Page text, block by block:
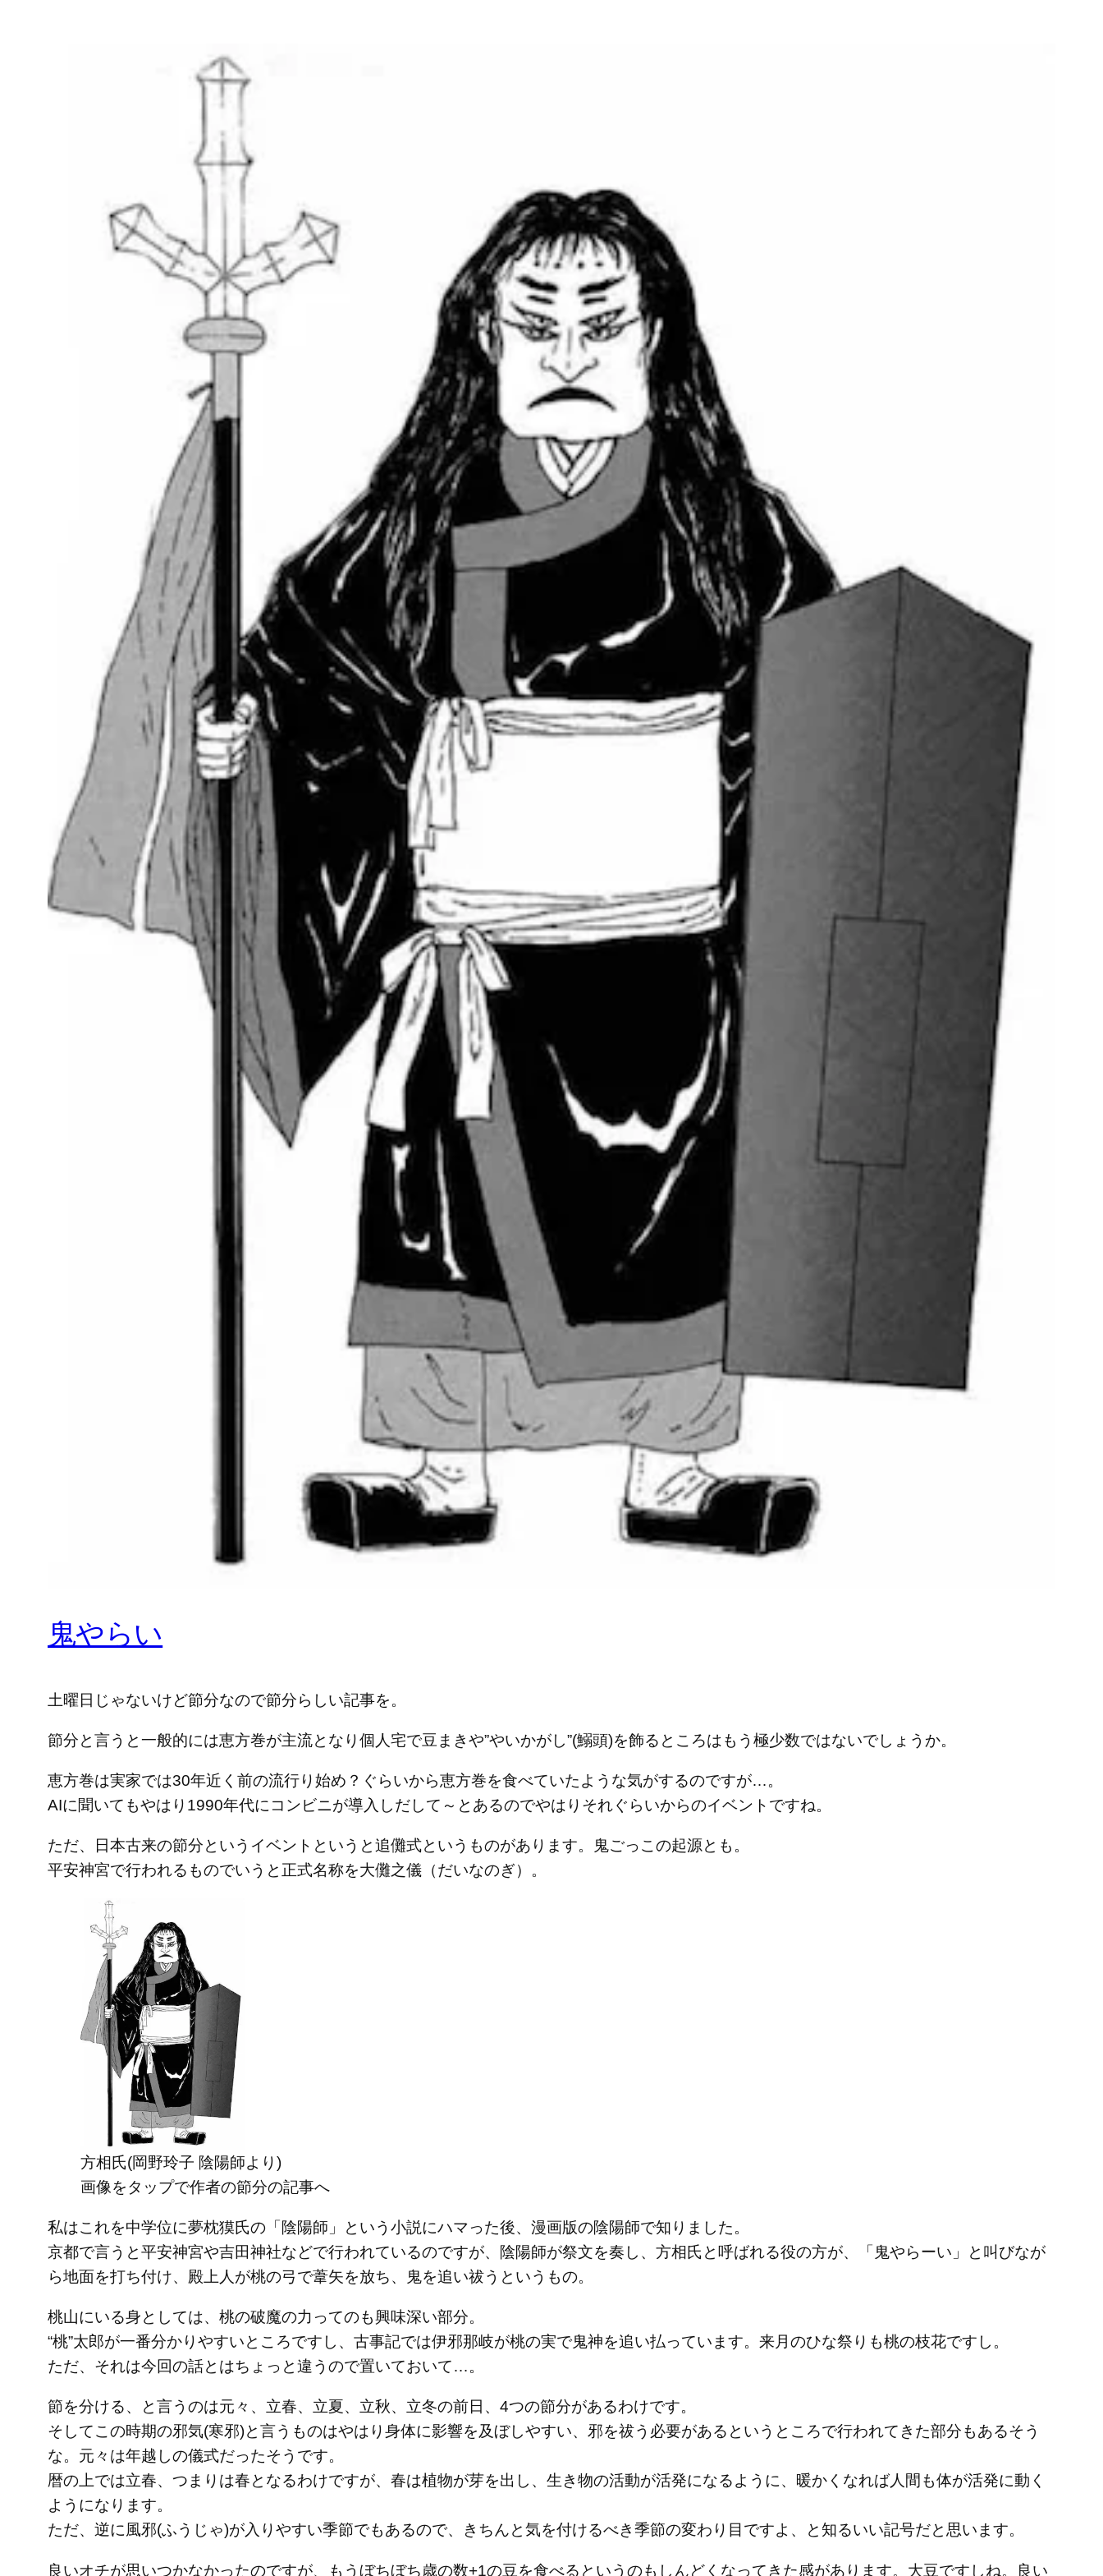
鬼やらい
土曜日じゃないけど節分なので節分らしい記事を。
節分と言うと一般的には恵方巻が主流となり個人宅で豆まきや”やいかがし”(鰯頭)を飾るところはもう極少数ではないでしょうか。
恵方巻は実家では30年近く前の流行り始め？ぐらいから恵方巻を食べていたような気がするのですが…。
AIに聞いてもやはり1990年代にコンビニが導入しだして～とあるのでやはりそれぐらいからのイベントですね。
ただ、日本古来の節分というイベントというと追儺式というものがあります。鬼ごっこの起源とも。
平安神宮で行われるものでいうと正式名称を大儺之儀（だいなのぎ）。
方相氏(岡野玲子 陰陽師より)
画像をタップで作者の節分の記事へ
私はこれを中学位に夢枕獏氏の「陰陽師」という小説にハマった後、漫画版の陰陽師で知りました。
京都で言うと平安神宮や吉田神社などで行われているのですが、陰陽師が祭文を奏し、方相氏と呼ばれる役の方が、「鬼やらーい」と叫びなが
ら地面を打ち付け、殿上人が桃の弓で葦矢を放ち、鬼を追い祓うというもの。
桃山にいる身としては、桃の破魔の力ってのも興味深い部分。
“桃”太郎が一番分かりやすいところですし、古事記では伊邪那岐が桃の実で鬼神を追い払っています。来月のひな祭りも桃の枝花ですし。
ただ、それは今回の話とはちょっと違うので置いておいて…。
節を分ける、と言うのは元々、立春、立夏、立秋、立冬の前日、4つの節分があるわけです。
そしてこの時期の邪気(寒邪)と言うものはやはり身体に影響を及ぼしやすい、邪を祓う必要があるというところで行われてきた部分もあるそう
な。元々は年越しの儀式だったそうです。
暦の上では立春、つまりは春となるわけですが、春は植物が芽を出し、生き物の活動が活発になるように、暖かくなれば人間も体が活発に動く
ようになります。
ただ、逆に風邪(ふうじゃ)が入りやすい季節でもあるので、きちんと気を付けるべき季節の変わり目ですよ、と知るいい記号だと思います。
良いオチが思いつかなかったのですが、もうぼちぼち歳の数+1の豆を食べるというのもしんどくなってきた感があります。大豆ですしね。良い